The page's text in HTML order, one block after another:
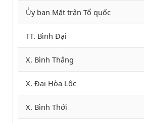
Ủy ban Mặt trận Tổ quốc
TT. Bình Đại
X. Bình Thắng
X. Đại Hòa Lộc
X. Bình Thới